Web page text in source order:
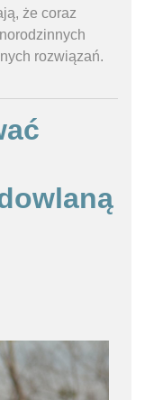
że coraz
rozwiązań.